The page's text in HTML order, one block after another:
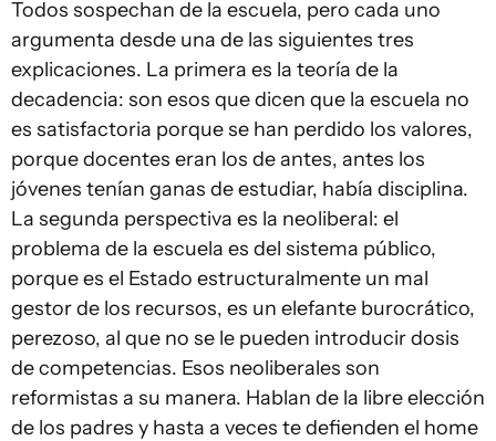
Todos sospechan de la escuela, pero cada uno
argumenta desde una de las siguientes tres
explicaciones. La primera es la teoría de la
decadencia: son esos que dicen que la escuela no
es satisfactoria porque se han perdido los valores,
porque docentes eran los de antes, antes los
jóvenes tenían ganas de estudiar, había disciplina.
La segunda perspectiva es la neoliberal: el
problema de la escuela es del sistema público,
porque es el Estado estructuralmente un mal
gestor de los recursos, es un elefante burocrático,
perezoso, al que no se le pueden introducir dosis
de competencias. Esos neoliberales son
reformistas a su manera. Hablan de la libre elección
de los padres y hasta a veces te defienden el home